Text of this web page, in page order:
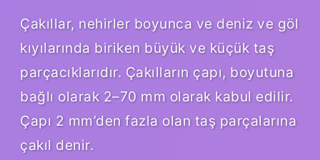
Çakıllar, nehirler boyunca ve deniz ve göl
kıyılarında biriken büyük ve küçük taş
parçacıklarıdır. Çakılların çapı, boyutuna
bağlı olarak 2–70 mm olarak kabul edilir.
Çapı 2 mm’den fazla olan taş parçalarına
çakıl denir.